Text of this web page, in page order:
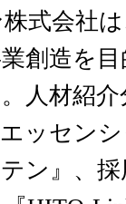
式会社
創造を目
人材紹
ッセン
ン』、